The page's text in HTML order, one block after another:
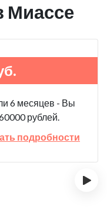
Миассе
6 месяцев - Вы
рублей.
подробности
›